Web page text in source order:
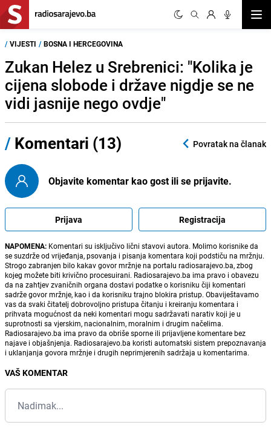
/ VIJESTI / BOSNA I HERCEGOVINA
Zukan Helez u Srebrenici: "Kolika je
cijena slobode i države nigdje se ne
vidi jasnije nego ovdje"
/ Komentari (13) Povratak na članak
Objavite komentar kao gost ili se prijavite.
Prijava Registracija
NAPOMENA: Komentari su isključivo lični stavovi autora. Molimo korisnike da
se suzdrže od vrijeđanja, psovanja i pisanja komentara koji podstiču na mržnju.
Strogo zabranjen bilo kakav govor mržnje na portalu radiosarajevo.ba, zbog
kojeg možete biti krivično procesuirani. Radiosarajevo.ba ima pravo i obavezu
da na zahtjev zvaničnih organa dostavi podatke o korisniku čiji komentari
sadrže govor mržnje, kao i da korisniku trajno blokira pristup. Obaviještavamo
vas da svaki čitatelj dobrovoljno pristupa čitanju i kreiranju komentara i
prihvata mogućnost da neki komentari mogu sadržavati narativ koji je u
suprotnosti sa vjerskim, nacionalnim, moralnim i drugim načelima.
Radiosarajevo.ba ima pravo da obriše sporne ili prijavljene komentare bez
najave i objašnjenja. Radiosarajevo.ba koristi automatski sistem prepoznavanja
i uklanjanja govora mržnje i drugih neprimjerenih sadržaja u komentarima.
VAŠ KOMENTAR